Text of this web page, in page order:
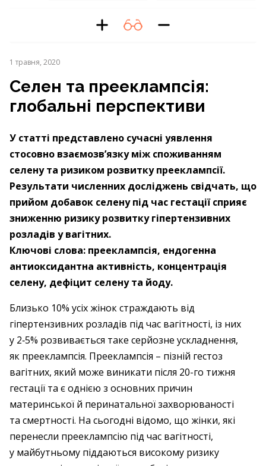
1 травня, 2020
Селен та прееклампсія:
глобальні перспективи
У статті представлено сучасні уявлення
стосовно взаємозв’язку між споживанням
селену та ризиком розвитку прееклампсії.
Результати численних досліджень свідчать, що
прийом добавок селену під час гестації сприяє
зниженню ризику розвитку гіпертензивних
розладів у вагітних.
Ключові слова: прееклампсія, ендогенна
антиоксидантна активність, концентрація
селену, дефіцит селену та йоду.
Близько 10% усіх жінок страждають від
гіпертензивних розладів під час вагітності, із них
у 2‑5% розвивається таке серйозне ускладнення,
як прееклампсія. Прееклампсія – ​пізній гестоз
вагітних, який може виникати після 20-го тижня
гестації та є однією з основних причин
материнської й перинатальної захворюваності
та смертності. На сьогодні відомо, що жінки, які
перенесли преекламп­сію під час вагітності,
у майбутньому піддаються високому ризику